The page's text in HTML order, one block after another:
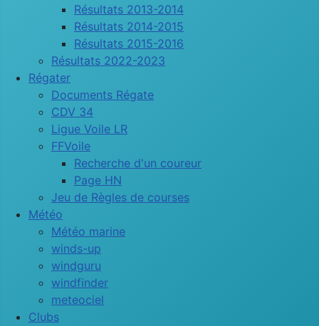
Résultats 2013-2014
Résultats 2014-2015
Résultats 2015-2016
Résultats 2022-2023
Régater
Documents Régate
CDV 34
Ligue Voile LR
FFVoile
Recherche d'un coureur
Page HN
Jeu de Règles de courses
Météo
Météo marine
winds-up
windguru
windfinder
meteociel
Clubs